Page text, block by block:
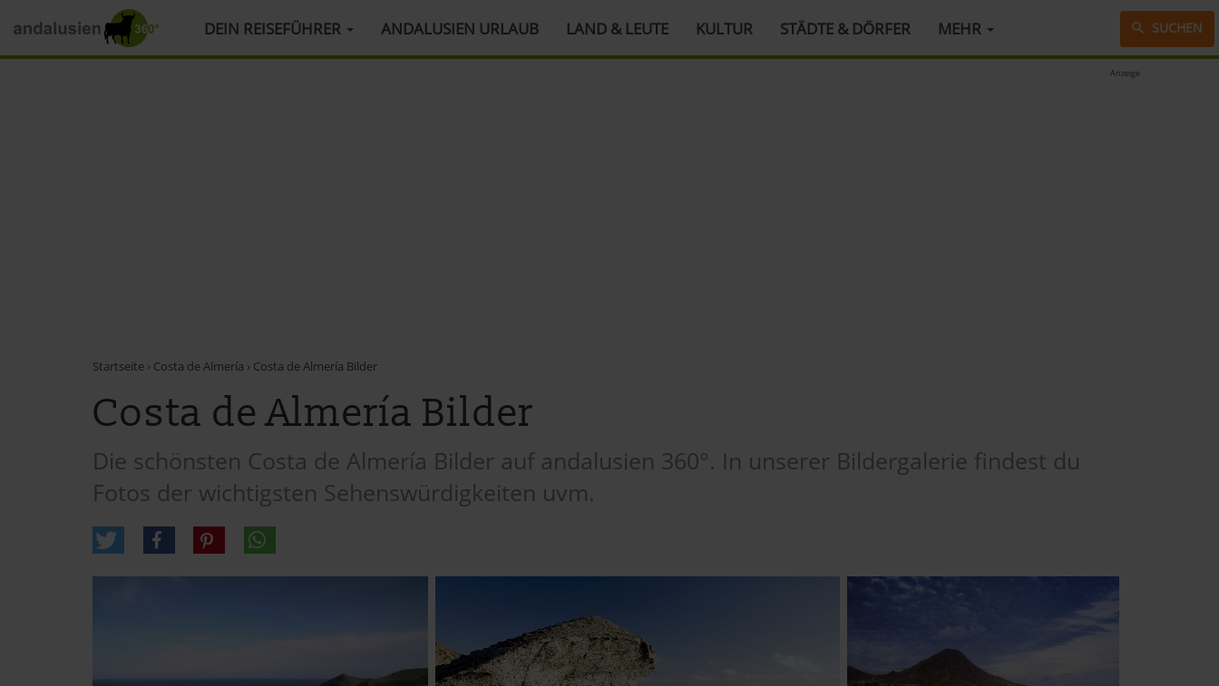
HAUPTMENÜ DEIN REISEFÜHRER ANDALUSIEN URLAUB LAND & LEUTE KULTUR STÄDTE & DÖRFER MEHR SUCHEN
Anzeige
Startseite › Costa de Almería › Costa de Almería Bilder
Costa de Almería Bilder
Die schönsten Costa de Almería Bilder auf andalusien 360°. In unserer Bildergalerie findest du
Fotos der wichtigsten Sehenswürdigkeiten uvm.